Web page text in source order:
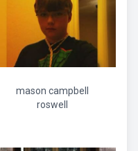
mason campbell
roswell